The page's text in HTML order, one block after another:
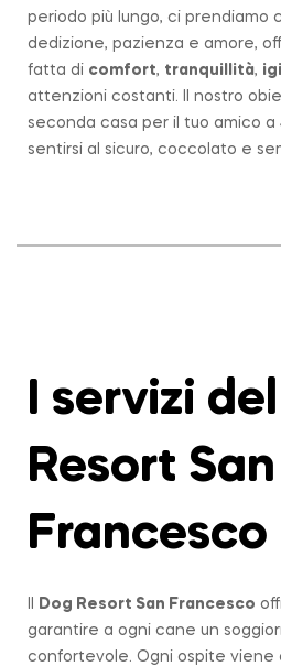
periodo più lungo, ci prendiamo
dedizione, pazienza e amore,
fatta di comfort, tranquillità,
attenzioni costanti. Il nostro
seconda casa per il tuo amico a
sentirsi al sicuro, coccolato e
I servizi
Resort San
Francesco
Dog Resort San Francesco
garantire a ogni cane un
confortevole. Ogni ospite